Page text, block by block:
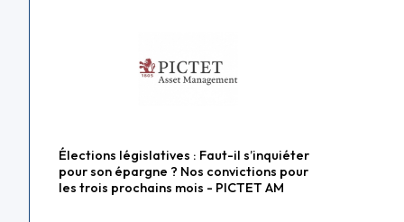
Fonds diversifiés
Élections législatives : Faut-il s’inquiéter
pour son épargne ? Nos convictions pour
les trois prochains mois - PICTET AM